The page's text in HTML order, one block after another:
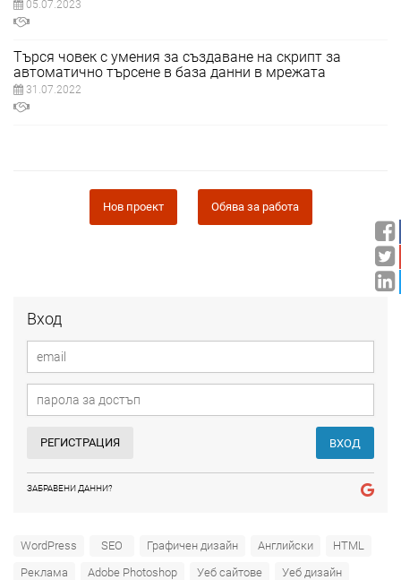
Вход
РЕГИСТРАЦИЯ ВХОД
ЗАБРАВЕНИ ДАННИ?
WordPress SEO Графичен дизайн Английски
HTML
Реклама
Adobe Photoshop Уеб сайтове
Уеб дизайн
05.07.2023
Търся човек с умения за създаване на скрипт за
автоматично търсене в база данни в мрежата
31.07.2022
Нов проект Обява за работа